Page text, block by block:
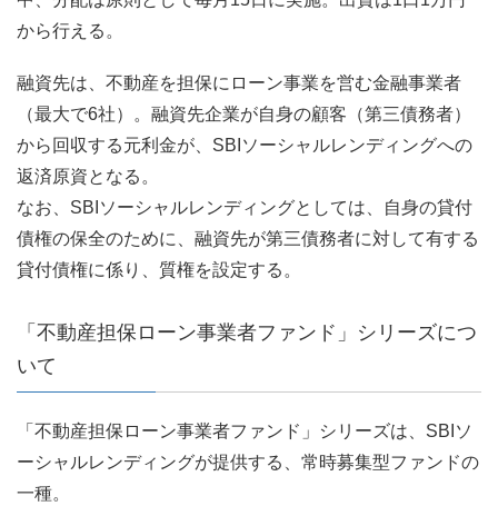
から行える。
融資先は、不動産を担保にローン事業を営む金融事業者
（最大で6社）。融資先企業が自身の顧客（第三債務者）
から回収する元利金が、SBIソーシャルレンディングへの
返済原資となる。
なお、SBIソーシャルレンディングとしては、自身の貸付
債権の保全のために、融資先が第三債務者に対して有する
貸付債権に係り、質権を設定する。
「不動産担保ローン事業者ファンド」シリーズにつ
いて
「不動産担保ローン事業者ファンド」シリーズは、SBIソ
ーシャルレンディングが提供する、常時募集型ファンドの
一種。